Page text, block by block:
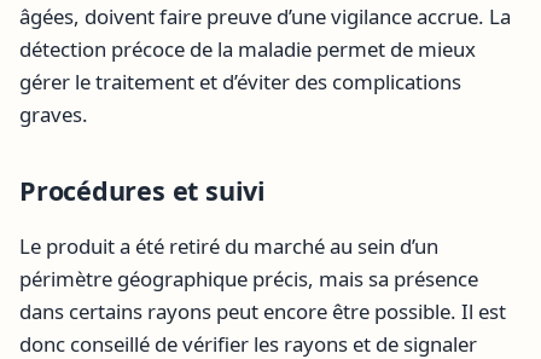
âgées, doivent faire preuve d’une vigilance accrue. La
détection précoce de la maladie permet de mieux
gérer le traitement et d’éviter des complications
graves.
Procédures et suivi
Le produit a été retiré du marché au sein d’un
périmètre géographique précis, mais sa présence
dans certains rayons peut encore être possible. Il est
donc conseillé de vérifier les rayons et de signaler